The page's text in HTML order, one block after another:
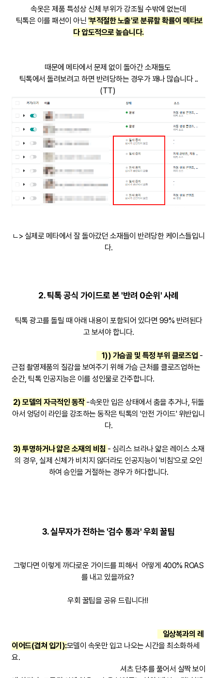
속옷은 제품 특성상 신체 부위가 강조될 수밖에 없는데
틱톡은 이를 패션이 아닌 '부적절한 노출'로 분류할 확률이 메타보
다 압도적으로 높습니다.
때문에 메타에서 문제 없이 돌아간 소재들도
틱톡에서 돌려보려고 하면 반려당하는 경우가 꽤나 많습니다 ..
(TT)
ㄴ> 실제로 메타에서 잘 돌아갔던 소재들이 반려당한 케이스들입니
다.
2. 틱톡 공식 가이드로 본 '반려 0순위'사례
틱톡 광고를 돌릴 때 아래 내용이 포함되어 있다면 99% 반려된다
고 보셔야 합니다.
1)) 가슴골 및 특정 부위 클로즈업 -
근접 촬영제품의 질감을 보여주기 위해 가슴 근처를 클로즈업하는
순간, 틱톡 인공지능은 이를 성인물로 간주합니다.
2) 모델의 자극적인 동작 -속옷만 입은 상태에서 춤을 추거나, 뒤돌
아서 엉덩이 라인을 강조하는 동작은 틱톡의 '안전 가이드' 위반입니
다.
3) 투명하거나 얇은 소재의 비침 - 심리스 브라나 얇은 레이스 소재
의 경우, 실제 신체가 비치지 않더라도 인공지능이 '비침'으로 오인
하여 승인을 거절하는 경우가 허다합니다.
3. 실무자가 전하는 '검수 통과' 우회 꿀팁
그렇다면 이렇게 까다로운 가이드를 피해서 어떻게 400% ROAS
를 내고 있을까요?
우회 꿀팁을 공유 드립니다!!
일상복과의 레
이어드(겹쳐 입기):모델이 속옷만 입고 나오는 시간을 최소화하세
요.
셔츠 단추를 풀어서 살짝 보이